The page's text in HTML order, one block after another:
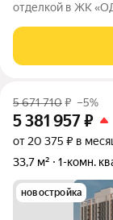
отделкой в ЖК
5 671 710₽ –5%
5 381 957₽
от 20 375 ₽ в
33,7 м²
1-комн.
новостройка